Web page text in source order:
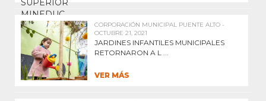
CORPORACIÓN MUNICIPAL PUENTE ALTO -
OCTUBRE 21, 2021
JARDINES INFANTILES MUNICIPALES
RETORNARON A L ...
VER MÁS